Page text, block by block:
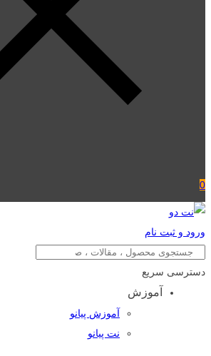
0
ورود و ثبت نام
دسترسی سریع
آموزش
آموزش پیانو
نت پیانو